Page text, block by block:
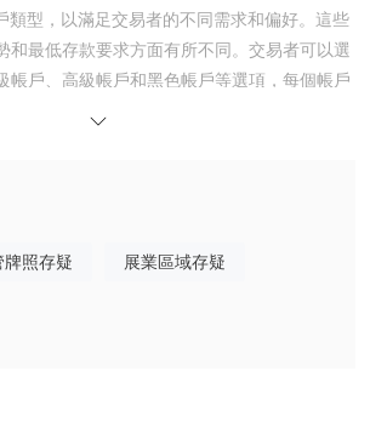
類型，以滿足交易者的不同需求和偏好。這些
和最低存款要求方面有所不同。交易者可以選
帳戶、高級帳戶和黑色帳戶等選項，每個帳戶
可的經紀公司運營，由於沒有公認的金融機構
決爭端的官方渠道的擔憂。雖然不受監管並不
牌照存疑 展業區域存疑